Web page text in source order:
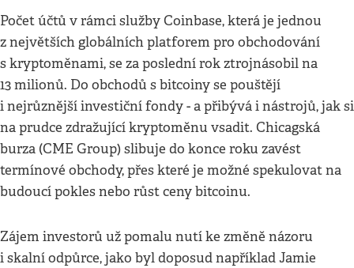
Počet účtů v rámci služby Coinbase, která je jednou
z největších globálních platforem pro obchodování
s kryptoměnami, se za poslední rok ztrojnásobil na
13 milionů. Do obchodů s bitcoiny se pouštějí
i nejrůznější investiční fondy - a přibývá i nástrojů, jak si
na prudce zdražující kryptoměnu vsadit. Chicagská
burza (CME Group) slibuje do konce roku zavést
termínové obchody, přes které je možné spekulovat na
budoucí pokles nebo růst ceny bitcoinu.
Zájem investorů už pomalu nutí ke změně názoru
i skalní odpůrce, jako byl doposud například Jamie